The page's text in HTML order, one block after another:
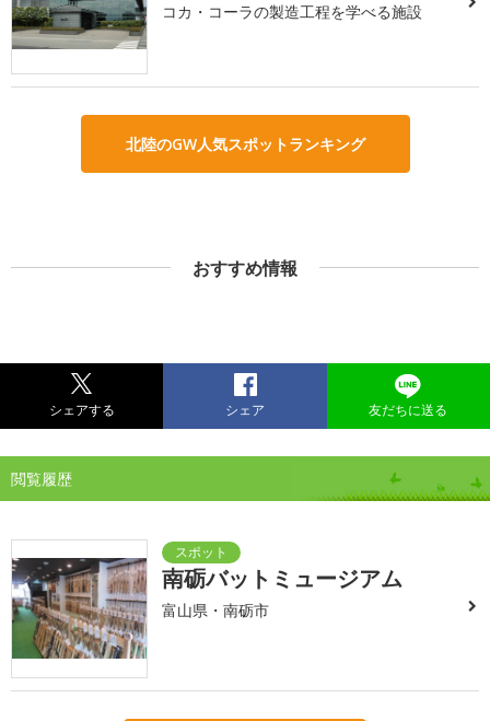
コカ・コーラの製造工程を学べる施設
北陸のGW人気スポットランキング
おすすめ情報
シェアする シェア 友だちに送る
閲覧履歴
南砺バットミュージアム
富山県・南砺市